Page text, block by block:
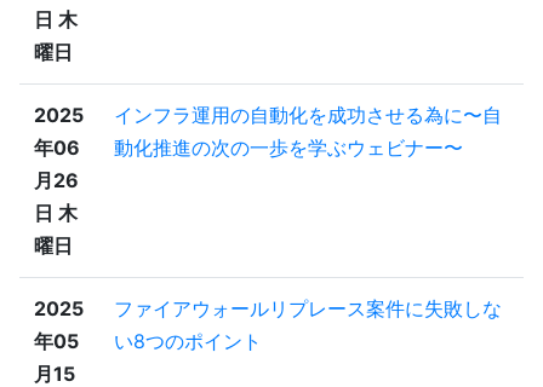
日 木
曜日
2025
年06
月26
日 木
曜日
インフラ運用の自動化を成功させる為に〜自
動化推進の次の一歩を学ぶウェビナー〜
2025
年05
月15
ファイアウォールリプレース案件に失敗しな
い8つのポイント